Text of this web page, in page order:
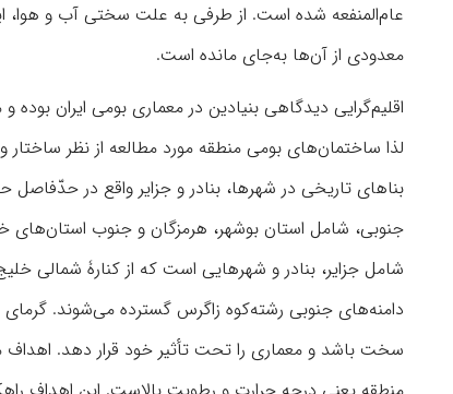
معدودی از آن‌ها به‌جای مانده است.
اقلیم‌گرایی دیدگاهی بنیادین در معماری بومی ایران
لذا ساختمان‌های بومی منطقه مورد مطالعه از نظر
بناهای تاریخی در شهرها، بنادر و جزایر واقع در
جنوبی، شامل استان بوشهر، هرمزگان و جنوب استان‌های
شامل جزایر، بنادر و شهرهایی است که از کنارۀ شمالی
دامنه‌های جنوبی رشته‌کوه زاگرس گسترده می‌شوند.
سخت باشد و معماری را تحت تأثیر خود قرار دهد. اهداف